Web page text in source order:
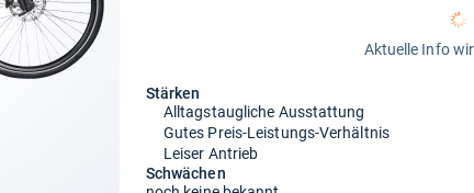
Aktuelle Info
Stärken
Alltagstaugliche Ausstattung
Gutes Preis-Leistungs-Verhältnis
Leiser Antrieb
Schwächen